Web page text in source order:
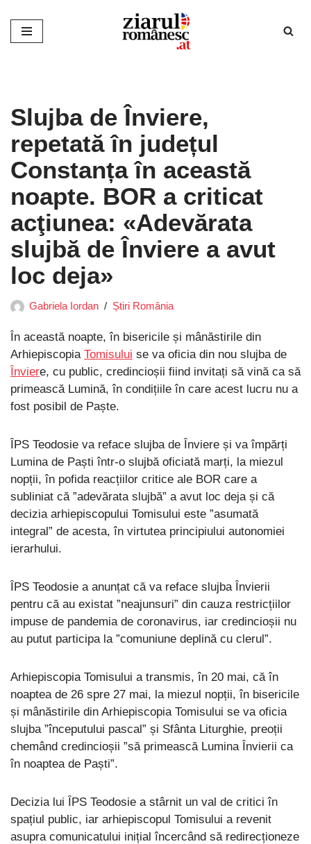
Sari
Slujba de Înviere,
repetată în județul
Constanța în această
noapte. BOR a criticat
acţiunea: «Adevărata
slujbă de Înviere a avut
loc deja»
Gabriela Iordan Știri România
În această noapte, în bisericile și mânăstirile din
Arhiepiscopia Tomisului se va oficia din nou slujba de
Înviere, cu public, credincioșii fiind invitați să vină ca să
primească Lumină, în condițiile în care acest lucru nu a
fost posibil de Paște.
ÎPS Teodosie va reface slujba de Înviere și va împărți
Lumina de Paști într-o slujbă oficiată marți, la miezul
nopții, în pofida reacțiilor critice ale BOR care a
subliniat că ”adevărata slujbă” a avut loc deja și că
decizia arhiepiscopului Tomisului este ”asumată
integral” de acesta, în virtutea principiului autonomiei
ierarhului.
ÎPS Teodosie a anunțat că va reface slujba Învierii
pentru că au existat ”neajunsuri” din cauza restricțiilor
impuse de pandemia de coronavirus, iar credincioșii nu
au putut participa la ”comuniune deplină cu clerul”.
Arhiepiscopia Tomisului a transmis, în 20 mai, că în
noaptea de 26 spre 27 mai, la miezul nopții, în bisericile
și mânăstirile din Arhiepiscopia Tomisului se va oficia
slujba ”începutului pascal” și Sfânta Liturghie, preoții
chemând credincioșii ”să primească Lumina Învierii ca
în noaptea de Paști”.
Decizia lui ÎPS Teodosie a stârnit un val de critici în
spațiul public, iar arhiepiscopul Tomisului a revenit
asupra comunicatului inițial încercând să redirecționeze